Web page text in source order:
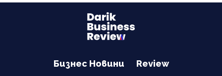
Бизнес Новини
Review